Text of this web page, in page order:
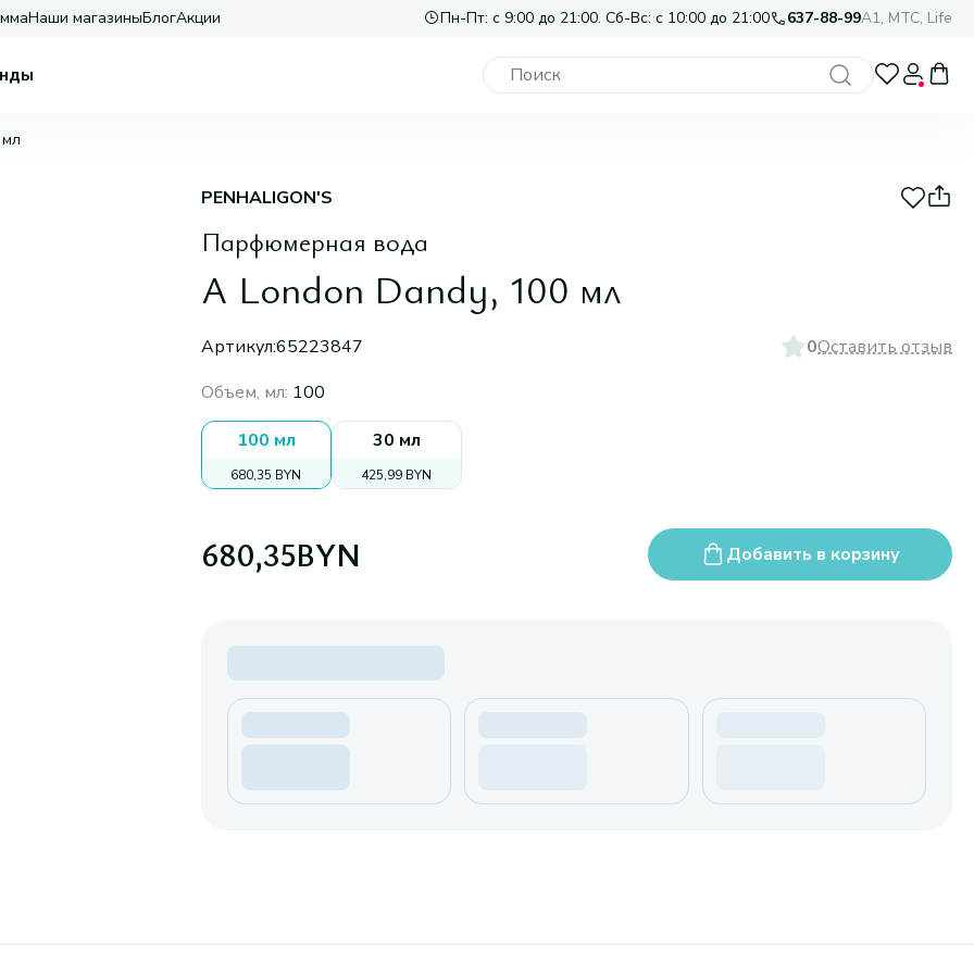
Наши магазиныБлогАкции Пн-Пт: с 9:00 до 21:00. Сб-Вс: с 10:00 до 21:00 637-88-99A1, МТС, Life
PENHALIGON'S
Парфюмерная вода
A London Dandy, 100 мл
Артикул:65223847 0Оставить отзыв
Объем, мл: 100
100 мл
680,35 BYN
30 мл
425,99 BYN
680,35BYN Добавить в корзину